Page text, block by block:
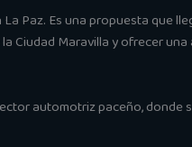
Paz. Es una propuesta que
Ciudad Maravilla y ofrecer
automotriz paceño, donde